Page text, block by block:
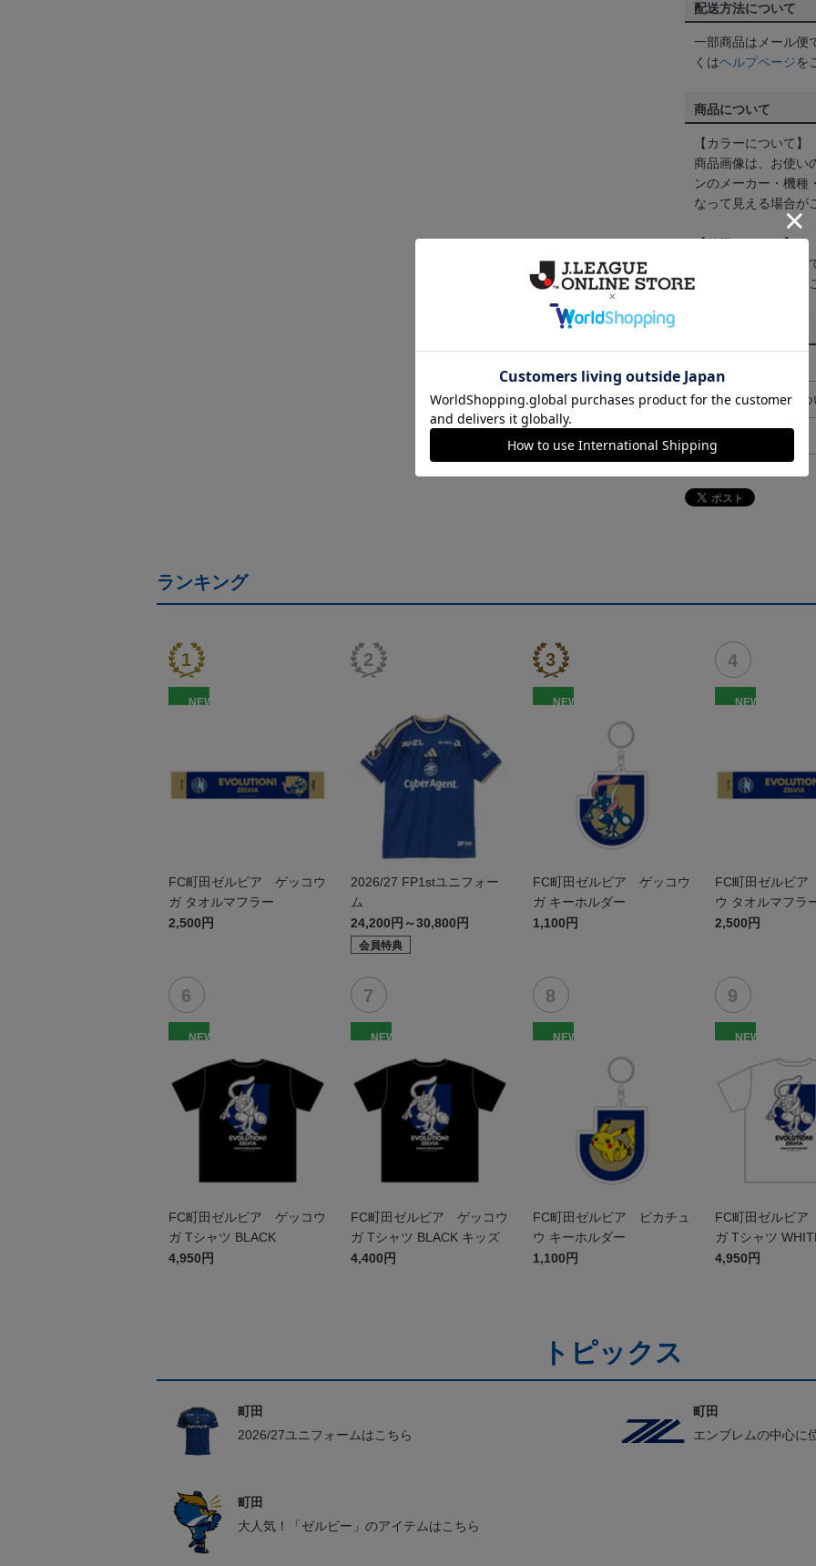
配送方法について
一部商品はメール便
くはヘルプページを
商品について
【カラーについて】
商品画像は、お使い
ンのメーカー・機種
なって見える場合が
【仕様について】
取り扱い商品によ
予告なく変更になる
ギフト対応につ
ランキング
NEW
FC町田ゼルビア ゲッコウ
ガ タオルマフラー
2,500円
2026/27 FP1stユニフォー
ム
24,200円～30,800円
会員特典
NEW
FC町田ゼルビア ゲッコウ
ガ キーホルダー
1,100円
NEW
FC町田ゼルビ
ウ タオルマフラ
2,500円
NEW
FC町田ゼルビア ゲッコウ
ガ Tシャツ BLACK
4,950円
NEW
FC町田ゼルビア ゲッコウ
ガ Tシャツ BLACK キッズ
4,400円
NEW
FC町田ゼルビア ピカチュ
ウ キーホルダー
1,100円
NEW
FC町田ゼルビ
ガ Tシャツ
4,950円
トピックス
町田
2026/27ユニフォームはこちら
町田
エンブレムの中心に
町田
大人気！「ゼルビー」のアイテムはこちら